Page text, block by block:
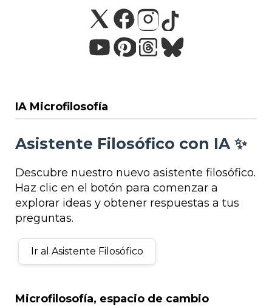
IA Microfilosofía
Asistente Filosófico con IA ✨
Descubre nuestro nuevo asistente filosófico.
Haz clic en el botón para comenzar a
explorar ideas y obtener respuestas a tus
preguntas.
Ir al Asistente Filosófico
Microfilosofía, espacio de cambio